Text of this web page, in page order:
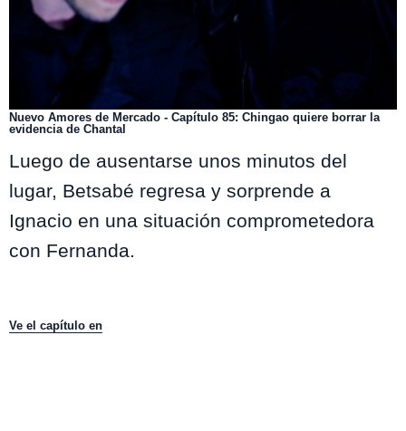
Nuevo Amores de Mercado - Capítulo 85: Chingao quiere borrar la
evidencia de Chantal
Luego de ausentarse unos minutos del
lugar, Betsabé regresa y sorprende a
Ignacio en una situación comprometedora
con Fernanda.
Ve el capítulo en